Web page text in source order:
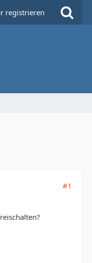
registrieren
#1